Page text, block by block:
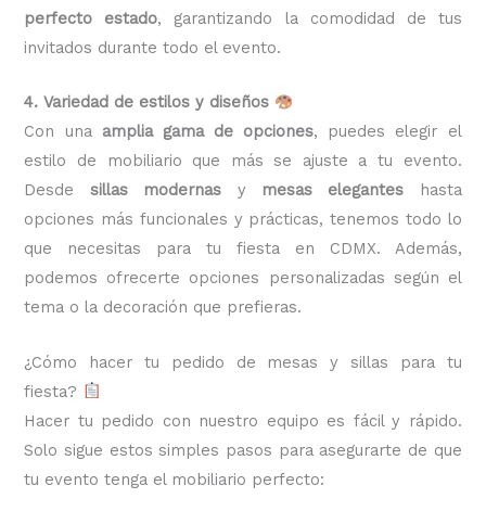
perfecto estado, garantizando la comodidad de tus
invitados durante todo el evento.
4. Variedad de estilos y diseños
Con una amplia gama de opciones, puedes elegir el
estilo de mobiliario que más se ajuste a tu evento.
Desde sillas modernas y mesas elegantes hasta
opciones más funcionales y prácticas, tenemos todo lo
que necesitas para tu fiesta en CDMX. Además,
podemos ofrecerte opciones personalizadas según el
tema o la decoración que prefieras.
¿Cómo hacer tu pedido de mesas y sillas para tu
fiesta?
Hacer tu pedido con nuestro equipo es fácil y rápido.
Solo sigue estos simples pasos para asegurarte de que
tu evento tenga el mobiliario perfecto: